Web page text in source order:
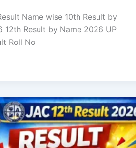
Name wise 10th Result by
12th Result by Name 2026 UP
Roll No